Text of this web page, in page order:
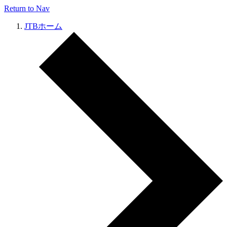
Return to Nav
JTBホーム